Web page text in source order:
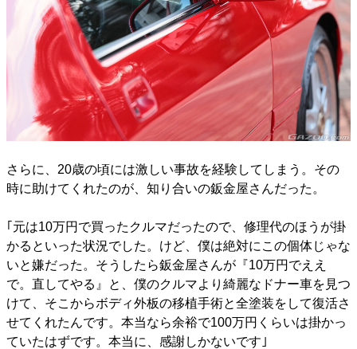
さらに、20歳の頃には激しい事故を経験してしまう。その
時に助けてくれたのが、知り合いの鈑金屋さんだった。
｢元は10万円で買ったクルマだったので、修理代のほうが掛
かるといった状況でした。けど、僕は絶対にこの個体じゃな
いと嫌だった。そうしたら鈑金屋さんが『10万円でええ
で。直してやる』と、僕のクルマより綺麗なドナー車を見つ
けて、そこからボディ外板の移植手術と全塗装をして復活さ
せてくれたんです。本当なら余裕で100万円くらいは掛かっ
ていたはずです。本当に、感謝しかないです｣